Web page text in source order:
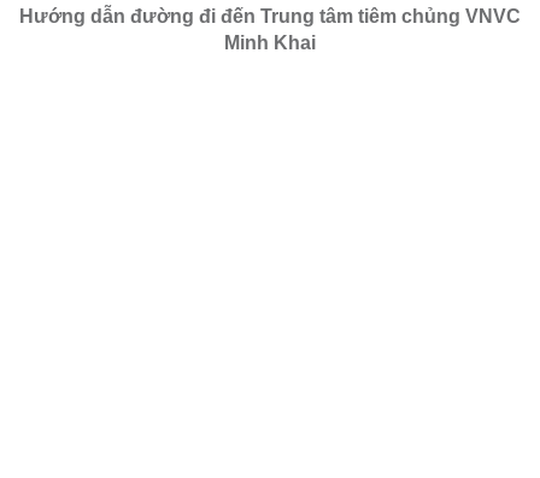
Hướng dẫn đường đi đến Trung tâm tiêm chủng VNVC
Minh Khai